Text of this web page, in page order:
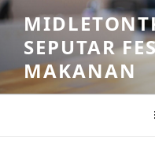
Skip
to
contentSEPUTAR
MAKANAN